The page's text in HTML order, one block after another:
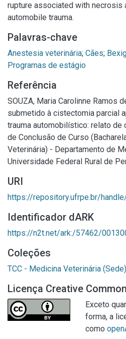
rupture associated with necrosis
automobile trauma.
Palavras-chave
Anestesia veterinária; Cães;
Programas de estágio
Referência
SOUZA, Maria Carolinne Ramos
submetido à cistectomia parcial
trauma automobilístico: relato de
de Conclusão de Curso
Veterinária) - Departamento de
Universidade Federal Rural de
URI
https://repository.ufrpe.br/
Identificador dARK
https://n2t.net/ark:/57462/
Coleções
TCC - Medicina Veterinária (Sede)
Licença Creative
Exceto
forma, a
como